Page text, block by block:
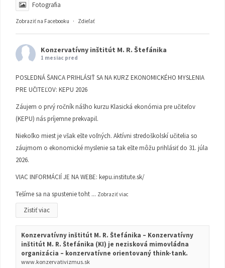
Fotografia
Zobraziť na Facebooku · Zdieľať
Konzervatívny inštitút M. R. Štefánika
1 mesiac pred
POSLEDNÁ ŠANCA PRIHLÁSIŤ SA NA KURZ EKONOMICKÉHO MYSLENIA
PRE UČITEĽOV: KEPU 2026
Záujem o prvý ročník nášho kurzu Klasická ekonómia pre učiteľov
(KEPU) nás príjemne prekvapil.
Niekoľko miest je však ešte voľných. Aktívni stredoškolskí učitelia so
záujmom o ekonomické myslenie sa tak ešte môžu prihlásiť do 31. júla
2026.
VIAC INFORMÁCIÍ JE NA WEBE: kepu.institute.sk/
Tešíme sa na spustenie toht ... Zobraziť viac
Zistiť viac
Konzervatívny inštitút M. R. Štefánika – Konzervatívny
inštitút M. R. Štefánika (KI) je nezisková mimovládna
organizácia – konzervatívne orientovaný think-tank.
www.konzervativizmus.sk